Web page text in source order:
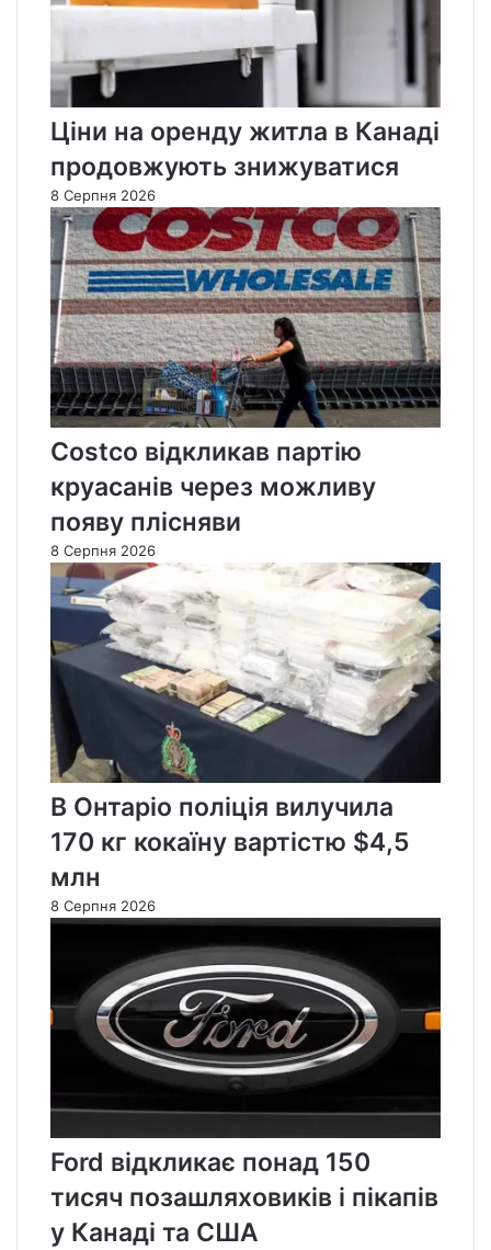
Ціни на оренду житла в Канаді
продовжують знижуватися
8 Серпня 2026
Costco відкликав партію
круасанів через можливу
появу плісняви
8 Серпня 2026
В Онтаріо поліція вилучила
170 кг кокаїну вартістю $4,5
млн
8 Серпня 2026
Ford відкликає понад 150
тисяч позашляховиків і пікапів
у Канаді та США